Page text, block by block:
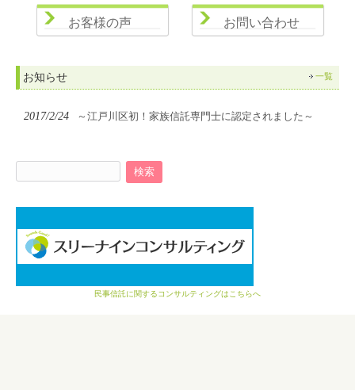
お客様の声 お問い合わせ
お知らせ 一覧
2017/2/24 ～江戸川区初！家族信託専門士に認定されました～
索:
民事信託に関するコンサルティングはこちらへ